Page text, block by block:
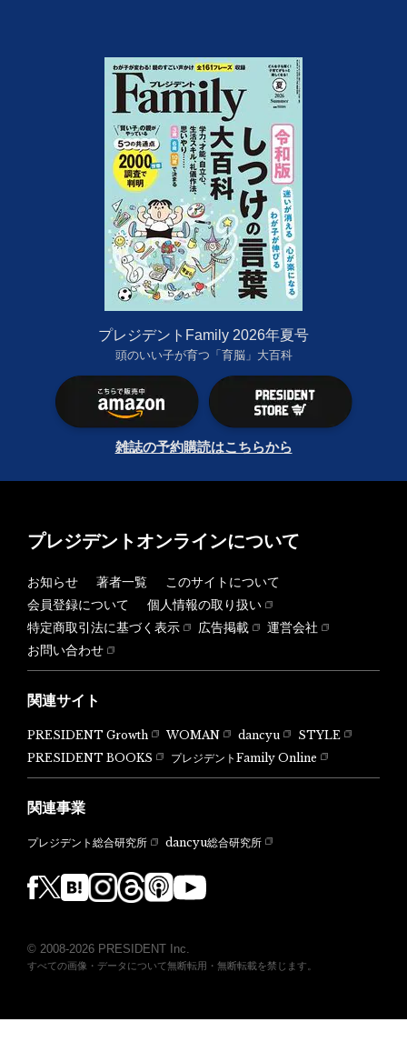
プレジデントFamily 2026年夏号
頭のいい子が育つ「育脳」大百科
雑誌の予約購読はこちらから
プレジデントオンラインについて
お知らせ 著者一覧
このサイトについて
会員登録について
個人情報の取り扱い
特定商取引法に基づく表示
広告掲載
運営会社
お問い合わせ
関連サイト
PRESIDENT Growth WOMAN dancyu
STYLE
PRESIDENT BOOKS
プレジデントFamily Online
関連事業
プレジデント総合研究所 dancyu総合研究所
© 2008-2026 PRESIDENT Inc.
すべての画像・データについて無断転用・無断転載を禁じます。